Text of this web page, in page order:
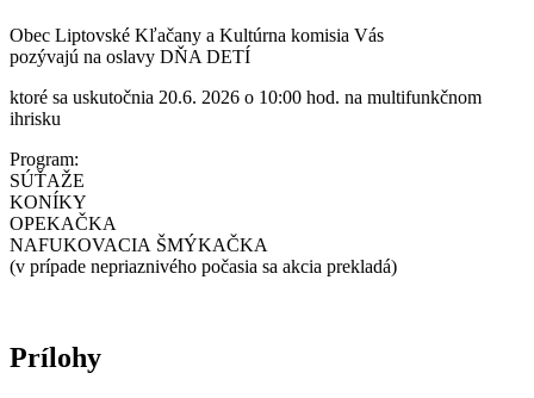
Obec Liptovské Kľačany a Kultúrna komisia Vás
pozývajú na oslavy DŇA DETÍ
ktoré sa uskutočnia 20.6. 2026 o 10:00 hod. na multifunkčnom
ihrisku
Program:
SÚŤAŽE
KONÍKY
OPEKAČKA
NAFUKOVACIA ŠMÝKAČKA
(v prípade nepriaznivého počasia sa akcia prekladá)
Prílohy